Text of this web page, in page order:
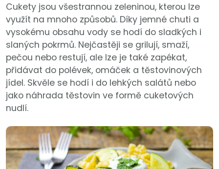
Cukety jsou všestrannou zeleninou, kterou lze
využít na mnoho způsobů. Díky jemné chuti a
vysokému obsahu vody se hodí do sladkých i
slaných pokrmů. Nejčastěji se grilují, smaží,
pečou nebo restují, ale lze je také zapékat,
přidávat do polévek, omáček a těstovinových
jídel. Skvěle se hodí i do lehkých salátů nebo
jako náhrada těstovin ve formě cuketových
nudlí.